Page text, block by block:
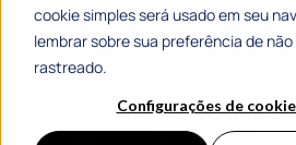
cookie simples será usado em seu
lembrar sobre sua preferência de não
rastreado.
Configurações de